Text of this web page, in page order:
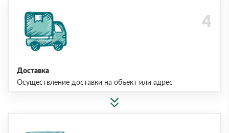
Доставка
Осуществление доставки на объект или адрес